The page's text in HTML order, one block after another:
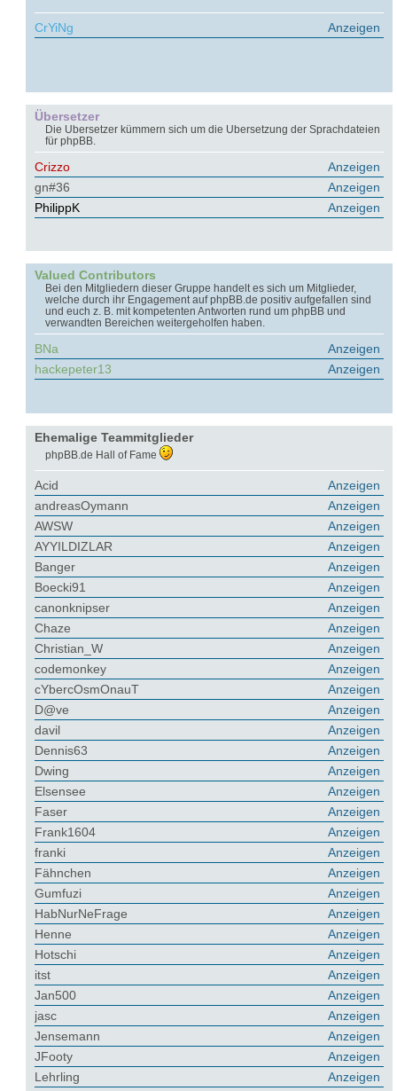
Anzeigen
CrYiNg
Übersetzer
Die Übersetzer kümmern sich um die Übersetzung der Sprachdateien
für phpBB.
Anzeigen
Crizzo
Anzeigen
gn#36
Anzeigen
PhilippK
Valued Contributors
Bei den Mitgliedern dieser Gruppe handelt es sich um Mitglieder,
welche durch ihr Engagement auf phpBB.de positiv aufgefallen sind
und euch z. B. mit kompetenten Antworten rund um phpBB und
verwandten Bereichen weitergeholfen haben.
Anzeigen
BNa
Anzeigen
hackepeter13
Ehemalige Teammitglieder
phpBB.de Hall of Fame
Anzeigen
Acid
Anzeigen
andreasOymann
Anzeigen
AWSW
Anzeigen
AYYILDIZLAR
Anzeigen
Banger
Anzeigen
Boecki91
Anzeigen
canonknipser
Anzeigen
Chaze
Anzeigen
Christian_W
Anzeigen
codemonkey
Anzeigen
cYbercOsmOnauT
Anzeigen
D@ve
Anzeigen
davil
Anzeigen
Dennis63
Anzeigen
Dwing
Anzeigen
Elsensee
Anzeigen
Faser
Anzeigen
Frank1604
Anzeigen
franki
Anzeigen
Fähnchen
Anzeigen
Gumfuzi
Anzeigen
HabNurNeFrage
Anzeigen
Henne
Anzeigen
Hotschi
Anzeigen
itst
Anzeigen
Jan500
Anzeigen
jasc
Anzeigen
Jensemann
Anzeigen
JFooty
Anzeigen
Lehrling